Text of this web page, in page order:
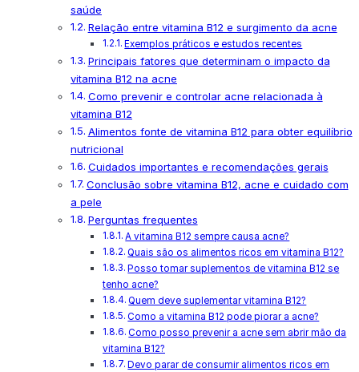
saúde
Relação entre vitamina B12 e surgimento da acne
Exemplos práticos e estudos recentes
Principais fatores que determinam o impacto da
vitamina B12 na acne
Como prevenir e controlar acne relacionada à
vitamina B12
Alimentos fonte de vitamina B12 para obter equilíbrio
nutricional
Cuidados importantes e recomendações gerais
Conclusão sobre vitamina B12, acne e cuidado com
a pele
Perguntas frequentes
A vitamina B12 sempre causa acne?
Quais são os alimentos ricos em vitamina B12?
Posso tomar suplementos de vitamina B12 se
tenho acne?
Quem deve suplementar vitamina B12?
Como a vitamina B12 pode piorar a acne?
Como posso prevenir a acne sem abrir mão da
vitamina B12?
Devo parar de consumir alimentos ricos em